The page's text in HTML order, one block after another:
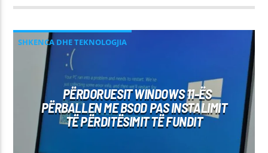
SHKENCA DHE TEKNOLOGJIA
PËRDORUESIT WINDOWS 11-ËS
PËRBALLEN ME BSOD PAS INSTALIMIT
TË PËRDITËSIMIT TË FUNDIT